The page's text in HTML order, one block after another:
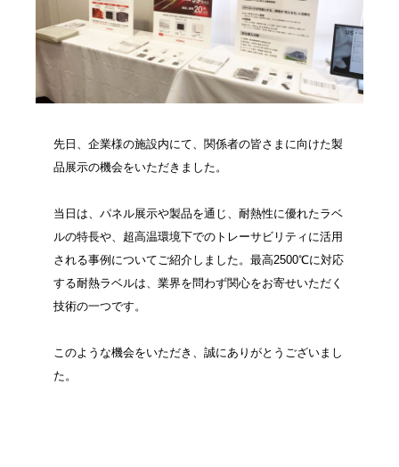
先日、企業様の施設内にて、関係者の皆さまに向けた製
品展示の機会をいただきました。
当日は、パネル展示や製品を通じ、耐熱性に優れたラベ
ルの特長や、超高温環境下でのトレーサビリティに活用
される事例についてご紹介しました。最高2500℃に対応
する耐熱ラベルは、業界を問わず関心をお寄せいただく
技術の一つです。
このような機会をいただき、誠にありがとうございまし
た。